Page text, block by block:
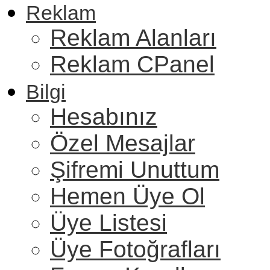
Reklam
Reklam Alanları
Reklam CPanel
Bilgi
Hesabınız
Özel Mesajlar
Şifremi Unuttum
Hemen Üye Ol
Üye Listesi
Üye Fotoğrafları